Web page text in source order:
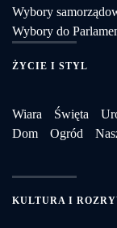
Wybory
Wybory do
ŻYCIE I STYL
Wiara Święta
Dom
Ogród
KULTURA I